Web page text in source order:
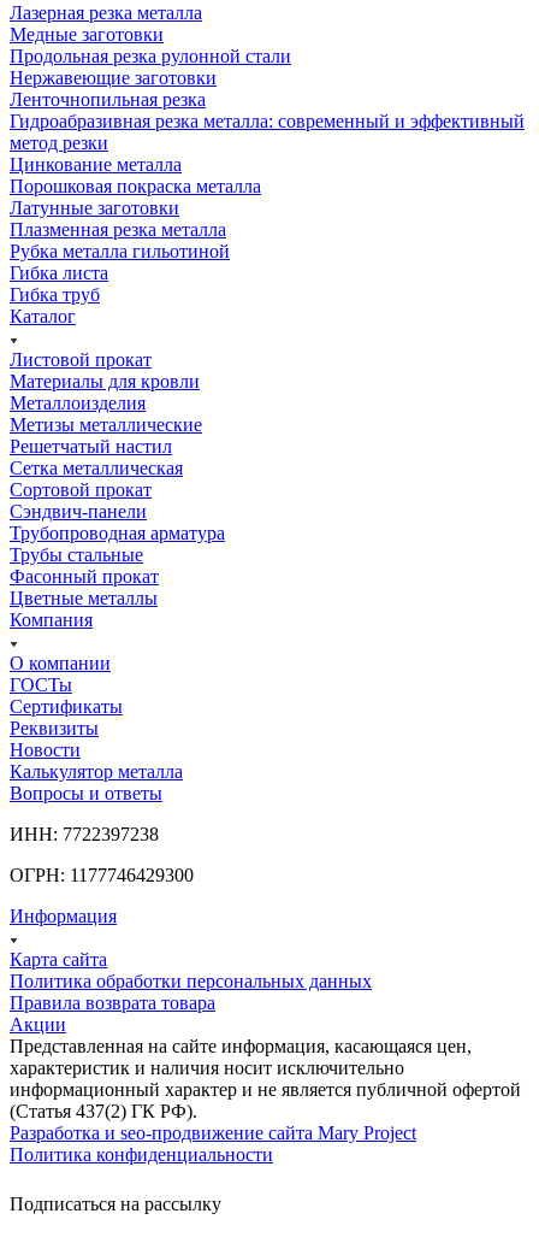
Лазерная резка металла
Медные заготовки
Продольная резка рулонной стали
Нержавеющие заготовки
Ленточнопильная резка
Гидроабразивная резка металла: современный и эффективный
метод резки
Цинкование металла
Порошковая покраска металла
Латунные заготовки
Плазменная резка металла
Рубка металла гильотиной
Гибка листа
Гибка труб
Каталог
Листовой прокат
Материалы для кровли
Металлоизделия
Метизы металлические
Решетчатый настил
Сетка металлическая
Сортовой прокат
Сэндвич-панели
Трубопроводная арматура
Трубы стальные
Фасонный прокат
Цветные металлы
Компания
О компании
ГОСТы
Сертификаты
Реквизиты
Новости
Калькулятор металла
Вопросы и ответы
ИНН: 7722397238
ОГРН: 1177746429300
Информация
Карта сайта
Политика обработки персональных данных
Правила возврата товара
Акции
Представленная на сайте информация, касающаяся цен,
характеристик и наличия носит исключительно
информационный характер и не является публичной офертой
(Статья 437(2) ГК РФ).
Разработка и seo-продвижение сайта Mary Project
Политика конфиденциальности
Подписаться на рассылку